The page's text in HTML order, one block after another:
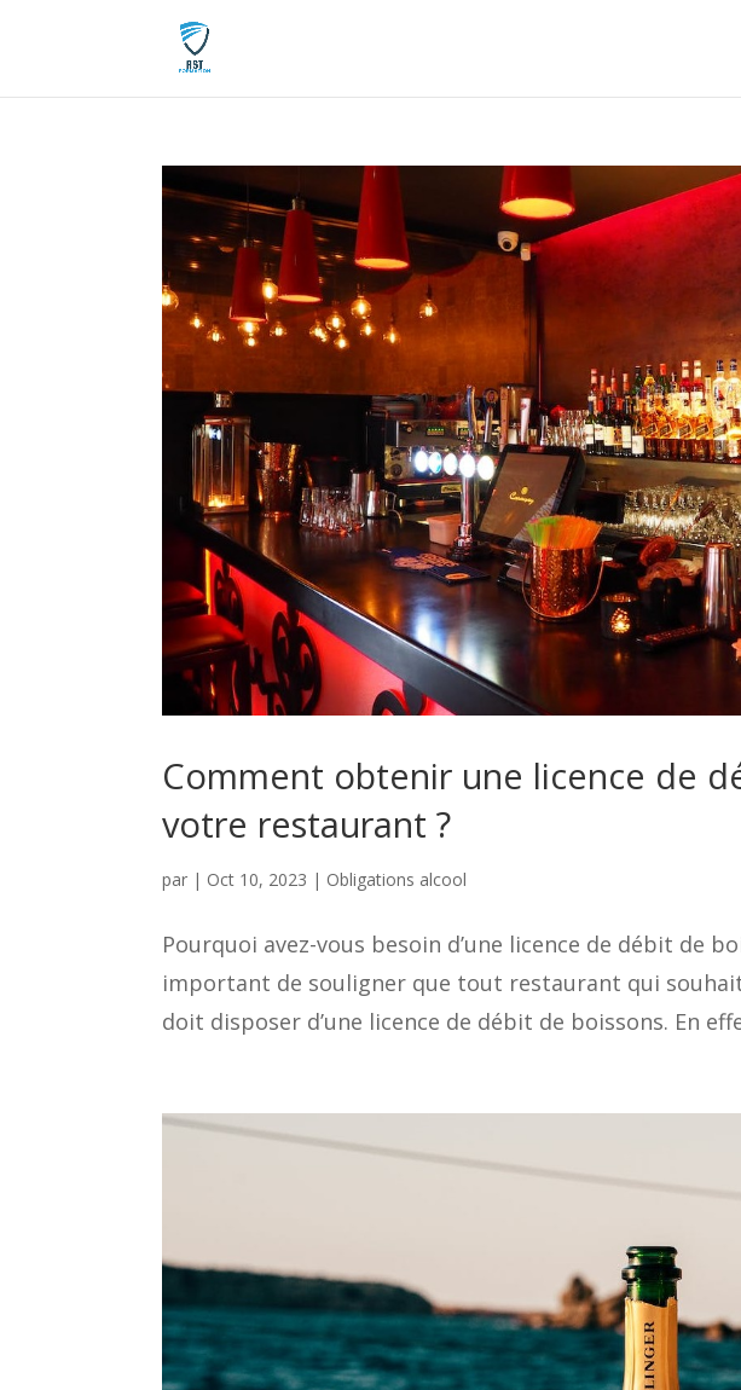
Comment obtenir une licence de
votre restaurant ?
par | Oct 10, 2023 | Obligations alcool
Pourquoi avez-vous besoin d’une licence de débit de
important de souligner que tout restaurant qui
doit disposer d’une licence de débit de boissons. En